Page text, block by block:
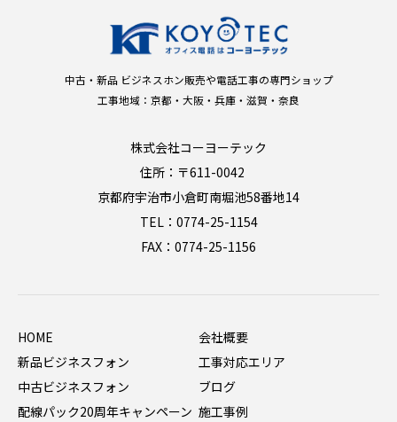
中古・新品 ビジネスホン販売や電話工事の専門ショップ
工事地域：京都・大阪・兵庫・滋賀・奈良
株式会社コーヨーテック
住所：〒611-0042
京都府宇治市小倉町南堀池58番地14
TEL：0774-25-1154
FAX：0774-25-1156
HOME
新品ビジネスフォン
中古ビジネスフォン
配線パック20周年キャンペーン
会社概要
工事対応エリア
ブログ
施工事例